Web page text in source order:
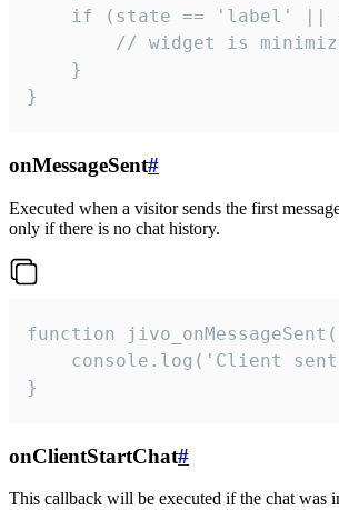
if (state == 'label' ||
// widget is
    }
}
onMessageSent#
Executed when a visitor sends the first
only if there is no chat history.
function
console.log('Client
}
onClientStartChat#
This callback will be executed if the chat was